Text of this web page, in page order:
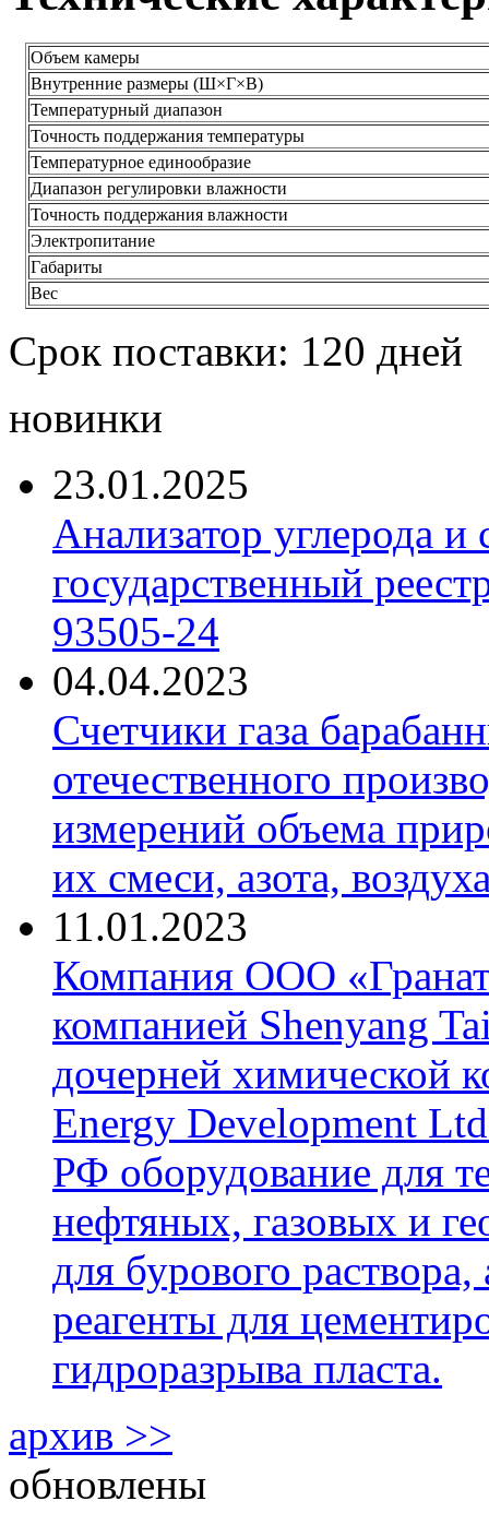
Объем камеры
Внутренние размеры (Ш×Г×В)
Температурный диапазон
Точность поддержания температуры
Температурное единообразие
Диапазон регулировки влажности
Точность поддержания влажности
Электропитание
Габариты
Вес
Срок поставки: 120 дней
новинки
23.01.2025
Анализатор углерода
государственный
93505-24
04.04.2023
Счетчики газа
отечественного
измерений объема
их смеси, азота,
11.01.2023
Компания ООО
компанией Shenyang
дочерней химической
Energy Development
РФ оборудование для
нефтяных, газовых и
для бурового
реагенты для
гидроразрыва пласта.
архив >>
обновлены